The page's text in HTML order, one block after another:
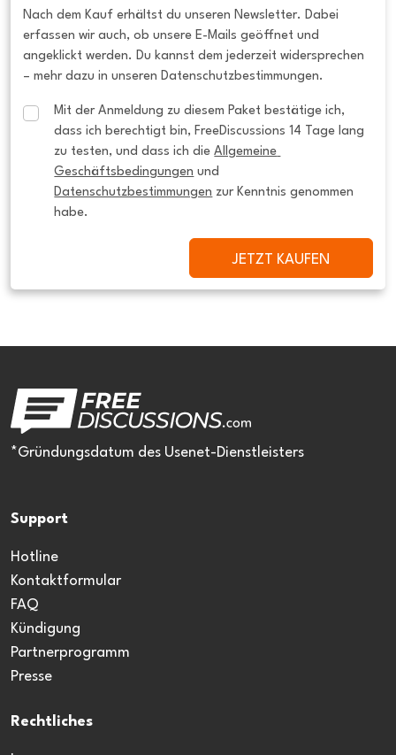
Nach dem Kauf erhältst du unseren Newsletter. Dabei
erfassen wir auch, ob unsere E-Mails geöffnet und
angeklickt werden. Du kannst dem jederzeit widersprechen
– mehr dazu in unseren Datenschutzbestimmungen.
Mit der Anmeldung zu diesem Paket bestätige ich,
dass ich berechtigt bin, FreeDiscussions 14 Tage lang
zu testen, und dass ich die Allgemeine
Geschäftsbedingungen
Datenschutzbestimmungen zur Kenntnis genommen
habe.
JETZT KAUFEN
*Gründungsdatum des Usenet-Dienstleisters
Support
Hotline
Kontaktformular
FAQ
Kündigung
Partnerprogramm
Presse
Rechtliches